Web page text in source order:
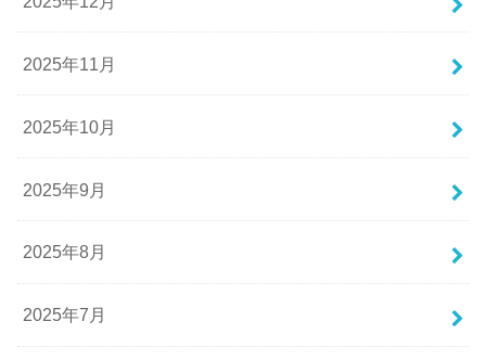
2025年11月
2025年10月
2025年9月
2025年8月
2025年7月